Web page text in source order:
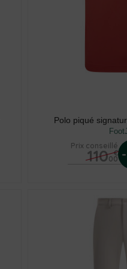
Polo piqué
Prix conseillé
110 €
00